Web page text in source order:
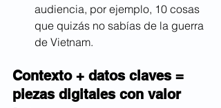
audiencia, por ejemplo, 10 cosas
que quizás no sabías de la guerra
de Vietnam.
Contexto + datos claves =
piezas digitales con valor